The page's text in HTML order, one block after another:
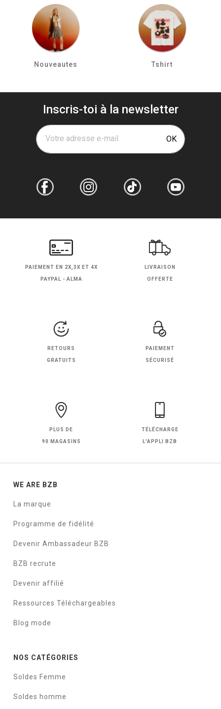
Nouveautes Tshirt
Inscris-toi à la newsletter
Votre adresse e-mail OK
PAIEMENT EN 2X,3X ET 4X
PAYPAL - ALMA
LIVRAISON
OFFERTE
RETOURS
GRATUITS
PAIEMENT
SÉCURISÉ
PLUS DE
90 MAGASINS
TÉLÉCHARGE
L'APPLI BZB
WE ARE BZB
La marque
Programme de fidélité
Devenir Ambassadeur BZB
BZB recrute
Devenir affilié
Ressources Téléchargeables
Blog mode
NOS CATÉGORIES
Soldes Femme
Soldes homme